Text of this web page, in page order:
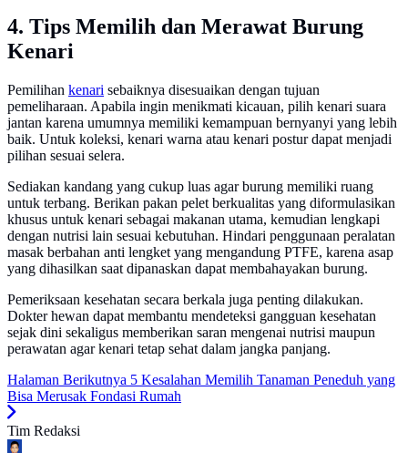
4. Tips Memilih dan Merawat Burung
Kenari
Pemilihan kenari sebaiknya disesuaikan dengan tujuan
pemeliharaan. Apabila ingin menikmati kicauan, pilih kenari suara
jantan karena umumnya memiliki kemampuan bernyanyi yang lebih
baik. Untuk koleksi, kenari warna atau kenari postur dapat menjadi
pilihan sesuai selera.
Sediakan kandang yang cukup luas agar burung memiliki ruang
untuk terbang. Berikan pakan pelet berkualitas yang diformulasikan
khusus untuk kenari sebagai makanan utama, kemudian lengkapi
dengan nutrisi lain sesuai kebutuhan. Hindari penggunaan peralatan
masak berbahan anti lengket yang mengandung PTFE, karena asap
yang dihasilkan saat dipanaskan dapat membahayakan burung.
Pemeriksaan kesehatan secara berkala juga penting dilakukan.
Dokter hewan dapat membantu mendeteksi gangguan kesehatan
sejak dini sekaligus memberikan saran mengenai nutrisi maupun
perawatan agar kenari tetap sehat dalam jangka panjang.
Halaman Berikutnya 5 Kesalahan Memilih Tanaman Peneduh yang
Bisa Merusak Fondasi Rumah
Tim Redaksi